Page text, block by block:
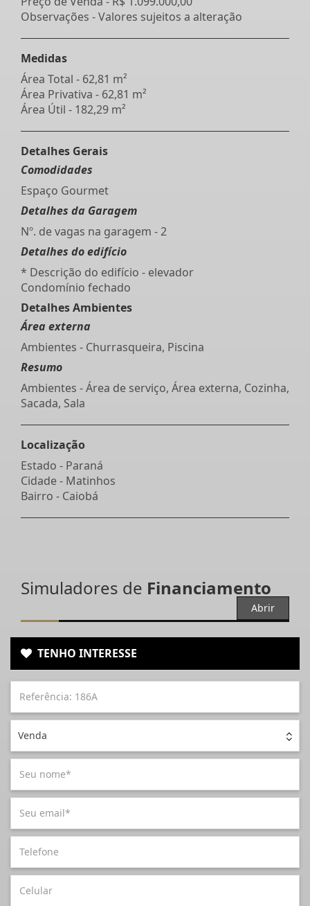
Observações - Valores sujeitos a alteração
Medidas
Área Total - 62,81 m²
Área Privativa - 62,81 m²
Área Útil - 182,29 m²
Detalhes Gerais
Comodidades
Espaço Gourmet
Detalhes da Garagem
Nº. de vagas na garagem - 2
Detalhes do edifício
* Descrição do edifício - elevador
Condomínio fechado
Detalhes Ambientes
Área externa
Ambientes - Churrasqueira, Piscina
Resumo
Ambientes - Área de serviço, Área externa, Cozinha,
Sacada, Sala
Localização
Estado - Paraná
Cidade - Matinhos
Bairro - Caiobá
Simuladores de Financiamento
Abrir
TENHO INTERESSE
Venda